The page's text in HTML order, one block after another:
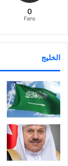
0
Fans
الخليج